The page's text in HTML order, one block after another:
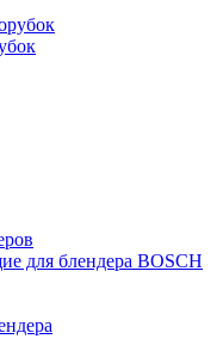
для блендера BOSCH